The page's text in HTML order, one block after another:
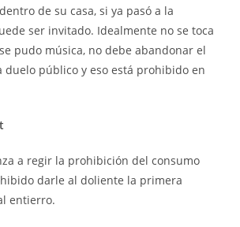
de su casa, si ya pasó a la
ser invitado. Idealmente no se toca
pudo música, no debe abandonar el
duelo público y eso está prohibido en
a regir la prohibición del consumo
darle al doliente la primera
entierro.